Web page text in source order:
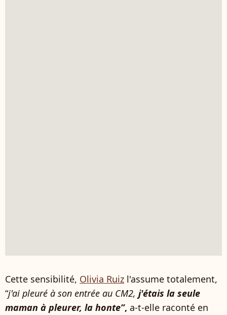
Cette sensibilité, Olivia Ruiz l'assume totalement,
“j'ai pleuré à son entrée au CM2, j'étais la seule
maman à pleurer, la honte”, a-t-elle raconté en